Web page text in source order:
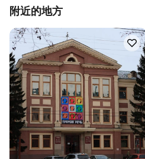
附近的地方